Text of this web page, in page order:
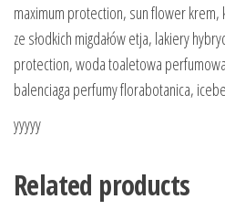
maximum protection, sun flower
ze słodkich migdałów etja, lakiery
protection, woda toaletowa
balenciaga perfumy florabotanica,
yyyyy
Related products